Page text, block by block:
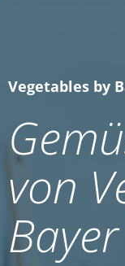
Vegetables by
von
Bayer